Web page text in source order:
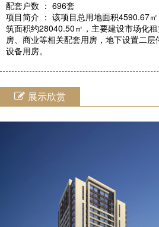
配套户数 ： 696套
项目简介 ： 该项目总用地面积4590.67
筑面积约28040.50㎡，主要建设市场化
房、商业等相关配套用房，地下设置二层
设备用房。
展示欣赏